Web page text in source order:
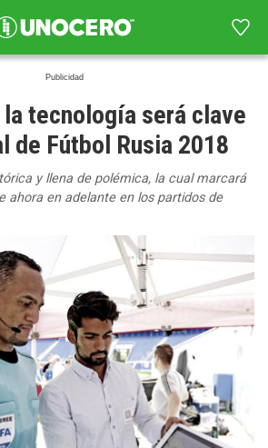
tecnología será clave
de Fútbol Rusia 2018
y llena de polémica, la cual marcará
ahora en adelante en los partidos de